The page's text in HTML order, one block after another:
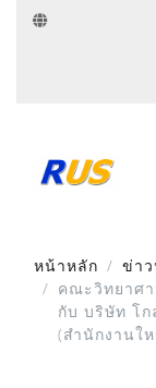
หน้าหลัก ข่า
คณะวิทยาศ
กับ บริษัท โก
(สำนักงานใ